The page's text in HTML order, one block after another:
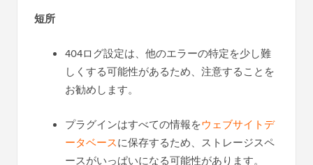
短所
404ログ設定は、他のエラーの特定を少し難
しくする可能性があるため、注意することを
お勧めします。
プラグインはすべての情報をウェブサイトデ
ータベースに保存するため、ストレージスペ
ースがいっぱいになる可能性があります。